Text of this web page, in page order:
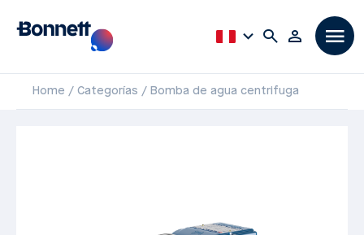
Home Categorías Bomba de agua centrifuga